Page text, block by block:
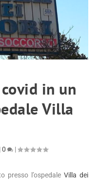
in un
Villa
|0 |
presso l’ospedale Villa dei